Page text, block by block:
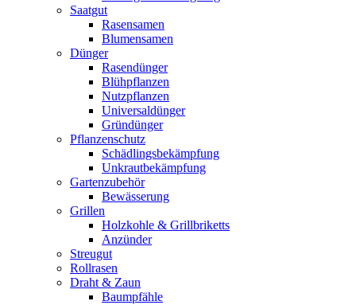
Saatgut
Rasensamen
Blumensamen
Dünger
Rasendünger
Blühpflanzen
Nutzpflanzen
Universaldünger
Gründünger
Pflanzenschutz
Schädlingsbekämpfung
Unkrautbekämpfung
Gartenzubehör
Bewässerung
Grillen
Holzkohle & Grillbriketts
Anzünder
Streugut
Rollrasen
Draht & Zaun
Baumpfähle